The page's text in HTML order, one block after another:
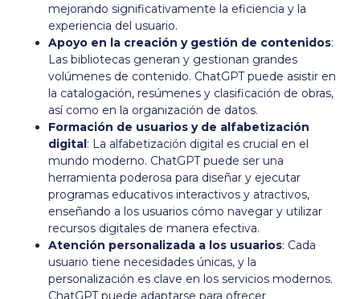
mejorando significativamente la eficiencia y la
experiencia del usuario.
Apoyo en la creación y gestión de contenidos:
Las bibliotecas generan y gestionan grandes
volúmenes de contenido. ChatGPT puede asistir en
la catalogación, resúmenes y clasificación de obras,
así como en la organización de datos.
Formación de usuarios y de alfabetización
digital: La alfabetización digital es crucial en el
mundo moderno. ChatGPT puede ser una
herramienta poderosa para diseñar y ejecutar
programas educativos interactivos y atractivos,
enseñando a los usuarios cómo navegar y utilizar
recursos digitales de manera efectiva.
Atención personalizada a los usuarios: Cada
usuario tiene necesidades únicas, y la
personalización es clave en los servicios modernos.
ChatGPT puede adaptarse para ofrecer